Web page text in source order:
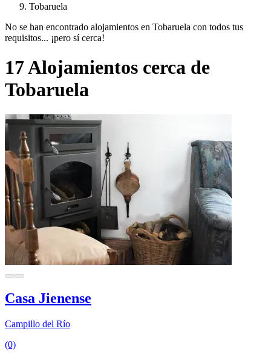
Tobaruela
No se han encontrado alojamientos en Tobaruela con todos tus
requisitos... ¡pero sí cerca!
17 Alojamientos cerca de
Tobaruela
Casa Jienense
Campillo del Río
(0)